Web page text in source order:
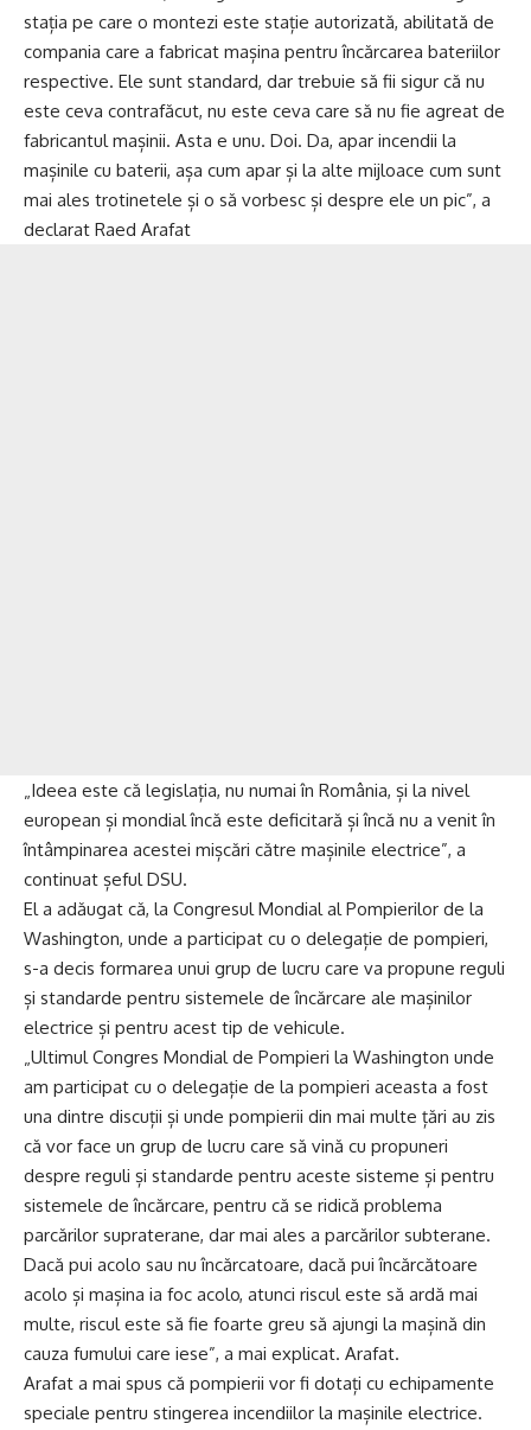
stația pe care o montezi este stație autorizată, abilitată de
compania care a fabricat mașina pentru încărcarea bateriilor
respective. Ele sunt standard, dar trebuie să fii sigur că nu
este ceva contrafăcut, nu este ceva care să nu fie agreat de
fabricantul mașinii. Asta e unu. Doi. Da, apar incendii la
mașinile cu baterii, așa cum apar și la alte mijloace cum sunt
mai ales trotinetele și o să vorbesc și despre ele un pic”, a
declarat Raed Arafat
„Ideea este că legislația, nu numai în România, și la nivel
european și mondial încă este deficitară și încă nu a venit în
întâmpinarea acestei mișcări către mașinile electrice”, a
continuat șeful DSU.
El a adăugat că, la Congresul Mondial al Pompierilor de la
Washington, unde a participat cu o delegație de pompieri,
s-a decis formarea unui grup de lucru care va propune reguli
și standarde pentru sistemele de încărcare ale mașinilor
electrice și pentru acest tip de vehicule.
„Ultimul Congres Mondial de Pompieri la Washington unde
am participat cu o delegație de la pompieri aceasta a fost
una dintre discuții și unde pompierii din mai multe țări au zis
că vor face un grup de lucru care să vină cu propuneri
despre reguli și standarde pentru aceste sisteme și pentru
sistemele de încărcare, pentru că se ridică problema
parcărilor supraterane, dar mai ales a parcărilor subterane.
Dacă pui acolo sau nu încărcatoare, dacă pui încărcătoare
acolo și mașina ia foc acolo, atunci riscul este să ardă mai
multe, riscul este să fie foarte greu să ajungi la mașină din
cauza fumului care iese”, a mai explicat. Arafat.
Arafat a mai spus că pompierii vor fi dotați cu echipamente
speciale pentru stingerea incendiilor la mașinile electrice.